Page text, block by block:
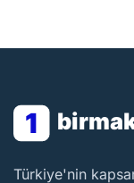
1
BirMakine
Türkiye'nin